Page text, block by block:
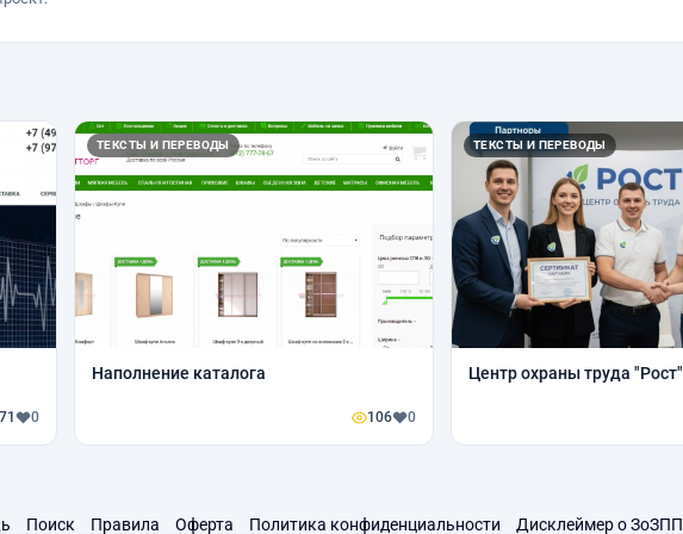
71 0
ТЕКСТЫ И ПЕРЕВОДЫ
Наполнение каталога
106 0
ТЕКСТЫ И ПЕРЕВОДЫ
Центр охраны труда "Рост"
Поиск Правила Оферта Политика конфиденциальности Дисклеймер о ЗоЗПП